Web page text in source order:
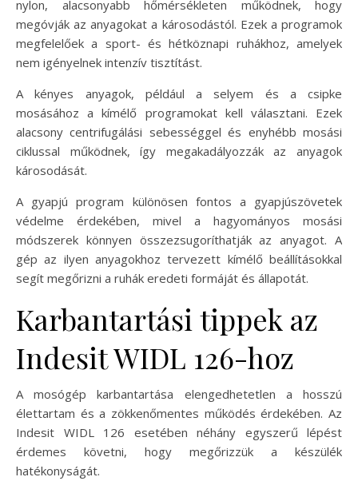
nylon, alacsonyabb hőmérsékleten működnek, hogy
megóvják az anyagokat a károsodástól. Ezek a programok
megfelelőek a sport- és hétköznapi ruhákhoz, amelyek
nem igényelnek intenzív tisztítást.
A kényes anyagok, például a selyem és a csipke
mosásához a kímélő programokat kell választani. Ezek
alacsony centrifugálási sebességgel és enyhébb mosási
ciklussal működnek, így megakadályozzák az anyagok
károsodását.
A gyapjú program különösen fontos a gyapjúszövetek
védelme érdekében, mivel a hagyományos mosási
módszerek könnyen összezsugoríthatják az anyagot. A
gép az ilyen anyagokhoz tervezett kímélő beállításokkal
segít megőrizni a ruhák eredeti formáját és állapotát.
Karbantartási tippek az
Indesit WIDL 126-hoz
A mosógép karbantartása elengedhetetlen a hosszú
élettartam és a zökkenőmentes működés érdekében. Az
Indesit WIDL 126 esetében néhány egyszerű lépést
érdemes követni, hogy megőrizzük a készülék
hatékonyságát.